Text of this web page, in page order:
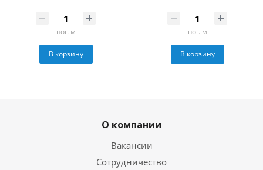
пог. м
В корзину
пог. м
В корзину
О компании
Вакансии
Сотрудничество